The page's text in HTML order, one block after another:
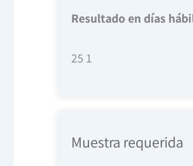
Resultado en días
25 1
Muestra requerida